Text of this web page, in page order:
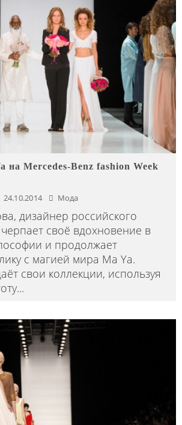
на Mercedes-Benz fashion Week
24.10.2014 Мода
дизайнер российского
своё вдохновение в
и продолжает
с магией мира Ма Ya.
свои коллекции, используя
...